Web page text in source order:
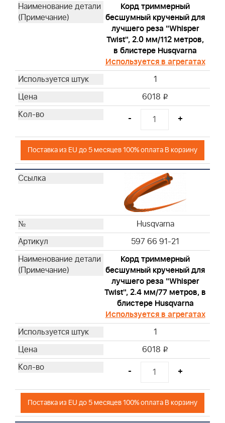
Корд триммерный
бесшумный крученый для
лучшего реза "Whisper
Twist", 2.0 мм/112 метров,
в блистере Husqvarna
Используется в агрегатах
1
6018 i
- +
Поставка из EU до 5 месяцев 100% оплата В корзину
Husqvarna
597 66 91-21
Корд триммерный
бесшумный крученый для
лучшего реза "Whisper
Twist", 2.4 мм/77 метров, в
блистере Husqvarna
Используется в агрегатах
1
6018 i
- +
Поставка из EU до 5 месяцев 100% оплата В корзину